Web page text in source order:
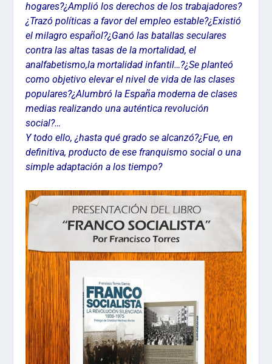
hogares?¿Amplió los derechos de los trabajadores?
¿Trazó políticas a favor del empleo estable?¿Existió
el milagro español?¿Ganó las batallas seculares
contra las altas tasas de la mortalidad, el
analfabetismo,la mortalidad infantil…?¿Se planteó
como objetivo elevar el nivel de vida de las clases
populares?¿Alumbró la España moderna de clases
medias realizando una auténtica revolución
social?…
Y todo ello, ¿hasta qué grado se alcanzó?¿Fue, en
definitiva, producto de ese franquismo social o una
simple adaptación a los tiempo?